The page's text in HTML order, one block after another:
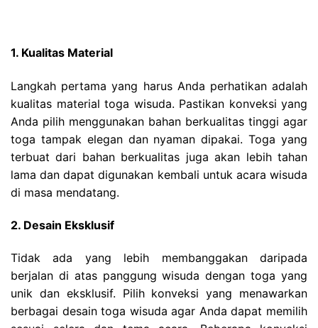
1. Kualitas Material
Langkah pertama yang harus Anda perhatikan adalah
kualitas material toga wisuda. Pastikan konveksi yang
Anda pilih menggunakan bahan berkualitas tinggi agar
toga tampak elegan dan nyaman dipakai. Toga yang
terbuat dari bahan berkualitas juga akan lebih tahan
lama dan dapat digunakan kembali untuk acara wisuda
di masa mendatang.
2. Desain Eksklusif
Tidak ada yang lebih membanggakan daripada
berjalan di atas panggung wisuda dengan toga yang
unik dan eksklusif. Pilih konveksi yang menawarkan
berbagai desain toga wisuda agar Anda dapat memilih